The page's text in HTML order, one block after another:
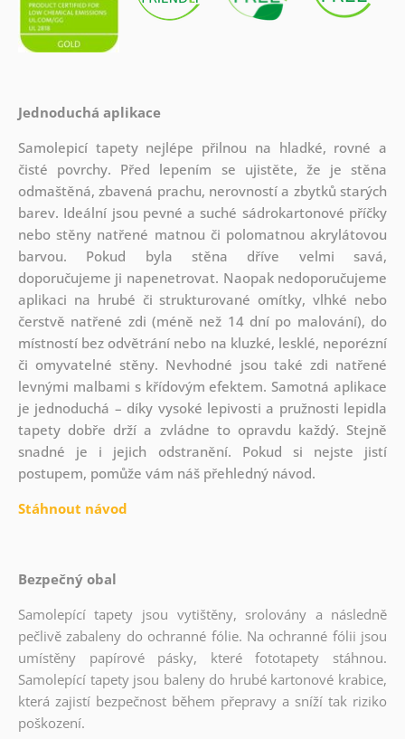
Jednoduchá aplikace
Samolepicí tapety nejlépe přilnou na hladké, rovné a
čisté povrchy. Před lepením se ujistěte, že je stěna
odmaštěná, zbavená prachu, nerovností a zbytků starých
barev. Ideální jsou pevné a suché sádrokartonové příčky
nebo stěny natřené matnou či polomatnou akrylátovou
barvou. Pokud byla stěna dříve velmi savá,
doporučujeme ji napenetrovat. Naopak nedoporučujeme
aplikaci na hrubé či strukturované omítky, vlhké nebo
čerstvě natřené zdi (méně než 14 dní po malování), do
místností bez odvětrání nebo na kluzké, lesklé, neporézní
či omyvatelné stěny. Nevhodné jsou také zdi natřené
levnými malbami s křídovým efektem. Samotná aplikace
je jednoduchá – díky vysoké lepivosti a pružnosti lepidla
tapety dobře drží a zvládne to opravdu každý. Stejně
snadné je i jejich odstranění. Pokud si nejste jistí
postupem, pomůže vám náš přehledný návod.
Stáhnout návod
Bezpečný obal
Samolepící tapety jsou vytištěny, srolovány a následně
pečlivě zabaleny do ochranné fólie. Na ochranné fólii jsou
umístěny papírové pásky, které fototapety stáhnou.
Samolepící tapety jsou baleny do hrubé kartonové krabice,
která zajistí bezpečnost během přepravy a sníží tak riziko
poškození.